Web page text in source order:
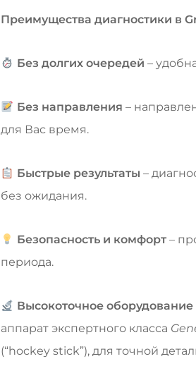
Преимущества диагностики в
Без долгих очередей –
Без направления –
для Вас время.
Быстрые результаты –
без ожидания.
Безопасность и комфорт–
периода.
Высокоточное оборудование
аппарат экспертного класса
(“hockey stick”), для точной